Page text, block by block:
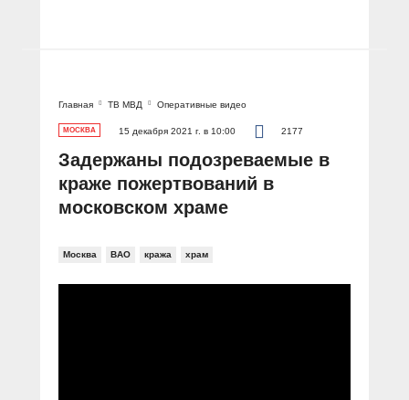
Главная ТВ МВД Оперативные видео
МОСКВА 15 декабря 2021 г. в 10:00 2177
Задержаны подозреваемые в
краже пожертвований в
московском храме
Москва ВАО кража храм